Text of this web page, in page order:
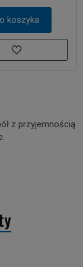
koszyka
z przyjemnością